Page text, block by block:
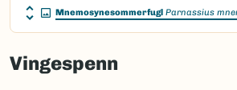
Mnemosynesommerfugl Parnassius
Vingespenn